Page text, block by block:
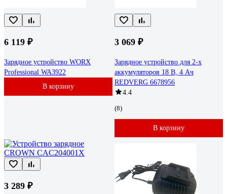
6 119 ₽
Зарядное устройство WORX
Professional WA3922
В корзину
3 069 ₽
Зарядное устройство для 2-х
аккумуляторов 18 В, 4 Ач
REDVERG 6678956
4.4
(8)
В корзину
3 289 ₽